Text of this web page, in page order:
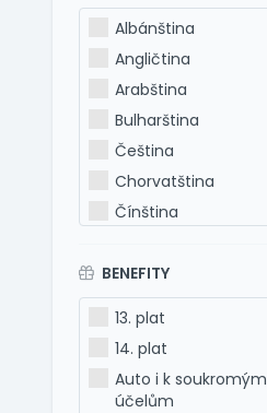
Albánština
Angličtina
Arabština
Bulharština
Čeština
Chorvatština
Čínština
Francouzština
Hebrejština
Holandština
Italština
Japonština
BENEFITY
13. plat
14. plat
Auto i k soukromým
účelům